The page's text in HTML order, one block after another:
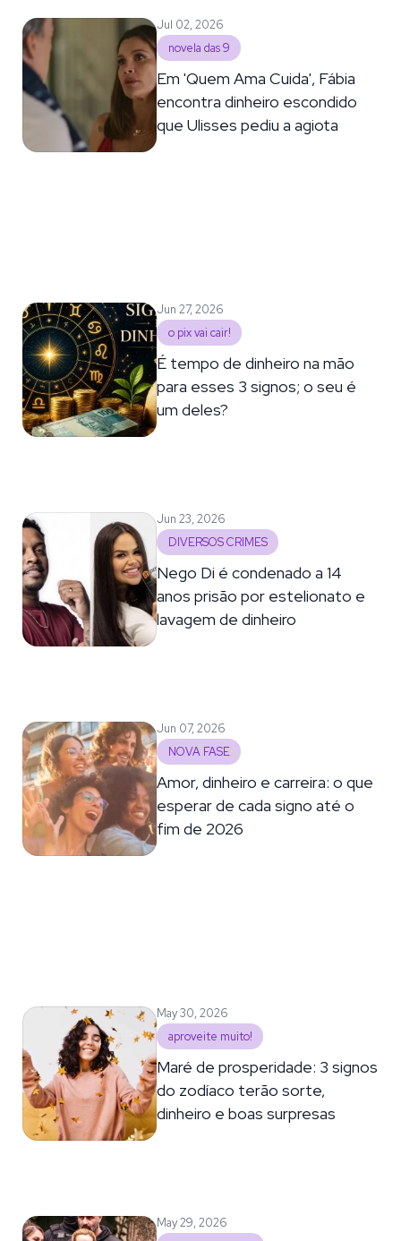
Jul 02, 2026
novela das 9
Em 'Quem Ama Cuida', Fábia
encontra dinheiro escondido
que Ulisses pediu a agiota
Jun 27, 2026
o pix vai cair!
É tempo de dinheiro na mão
para esses 3 signos; o seu é
um deles?
Jun 23, 2026
DIVERSOS CRIMES
Nego Di é condenado a 14
anos prisão por estelionato e
lavagem de dinheiro
Jun 07, 2026
NOVA FASE
Amor, dinheiro e carreira: o que
esperar de cada signo até o
fim de 2026
May 30, 2026
aproveite muito!
Maré de prosperidade: 3 signos
do zodíaco terão sorte,
dinheiro e boas surpresas
May 29, 2026